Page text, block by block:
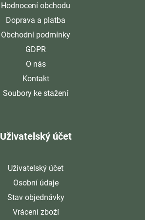
Hodnocení obchodu
Doprava a platba
Obchodní podmínky
GDPR
O nás
Kontakt
Soubory ke stažení
Uživatelský účet
Uživatelský účet
Osobní údaje
Stav objednávky
Vrácení zboží